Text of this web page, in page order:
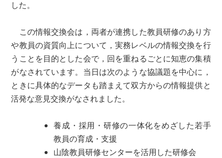
した。
この情報交換会は，両者が連携した教員研修のあり方
や教員の資質向上について，実務レベルの情報交換を行
うことを目的とした会で，回を重ねるごとに知恵の集積
がなされています。当日は次のような協議題を中心に，
ときに具体的なデータも踏まえて双方からの情報提供と
活発な意見交換がなされました。
養成・採用・研修の一体化をめざした若手
教員の育成・支援
山陰教員研修センターを活用した研修会